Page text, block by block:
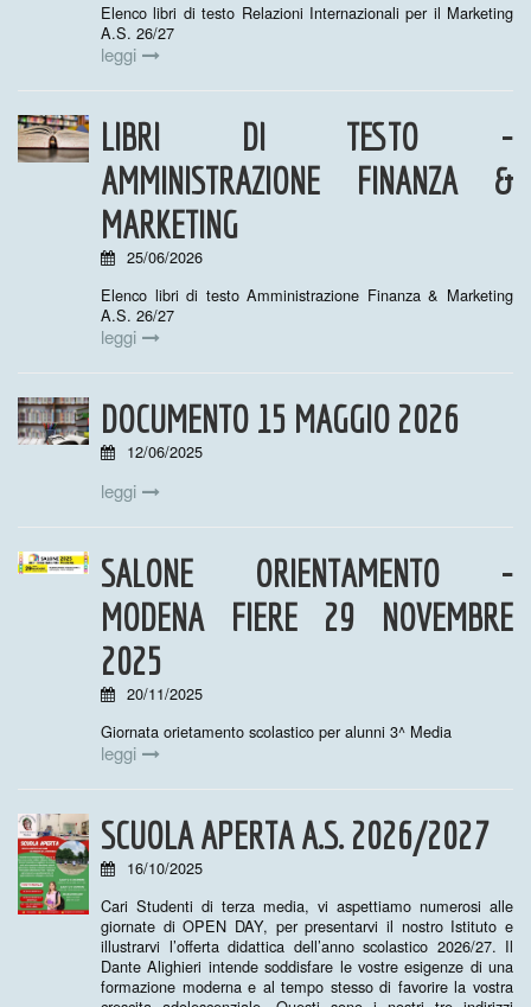
Elenco libri di testo Relazioni Internazionali per il Marketing
A.S. 26/27
leggi
LIBRI DI TESTO -
AMMINISTRAZIONE FINANZA &
MARKETING
25/06/2026
Elenco libri di testo Amministrazione Finanza & Marketing
A.S. 26/27
leggi
DOCUMENTO 15 MAGGIO 2026
12/06/2025
leggi
SALONE ORIENTAMENTO -
MODENA FIERE 29 NOVEMBRE
2025
20/11/2025
Giornata orietamento scolastico per alunni 3^ Media
leggi
SCUOLA APERTA A.S. 2026/2027
16/10/2025
Cari Studenti di terza media, vi aspettiamo numerosi alle
giornate di OPEN DAY, per presentarvi il nostro Istituto e
illustrarvi l’offerta didattica dell’anno scolastico 2026/27. Il
Dante Alighieri intende soddisfare le vostre esigenze di una
formazione moderna e al tempo stesso di favorire la vostra